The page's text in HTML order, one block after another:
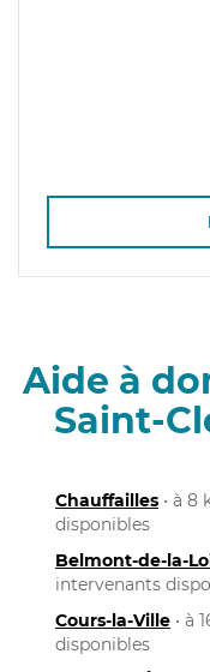
Aide à
Saint-
Chauffailles • à 8
disponibles
Belmont-de-la-
intervenants
Cours-la-Ville • à
disponibles